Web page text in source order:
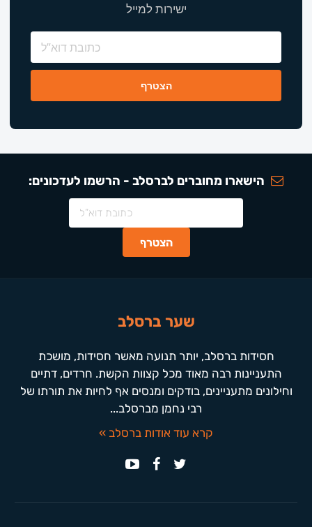
ישירות למייל
הישארו מחוברים לברסלב - הרשמו לעדכונים:
שער ברסלב
חסידות ברסלב, יותר תנועה מאשר חסידות, מושכת
התעניינות רבה מאוד מכל קצוות הקשת. חרדים, דתיים
וחילונים מתעניינים, בודקים ומנסים אף לחיות את תורתו של
רבי נחמן מברסלב...
קרא עוד אודות ברסלב »